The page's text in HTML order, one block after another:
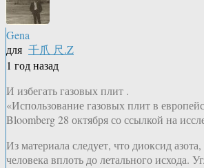
Gena
для 千爪 尺.Z
1 год назад
И избегать газовых плит .
«Использование газовых плит в
Bloomberg 28 октября со ссылкой на
Из материала следует, что диоксид
человека вплоть до летального исхода.